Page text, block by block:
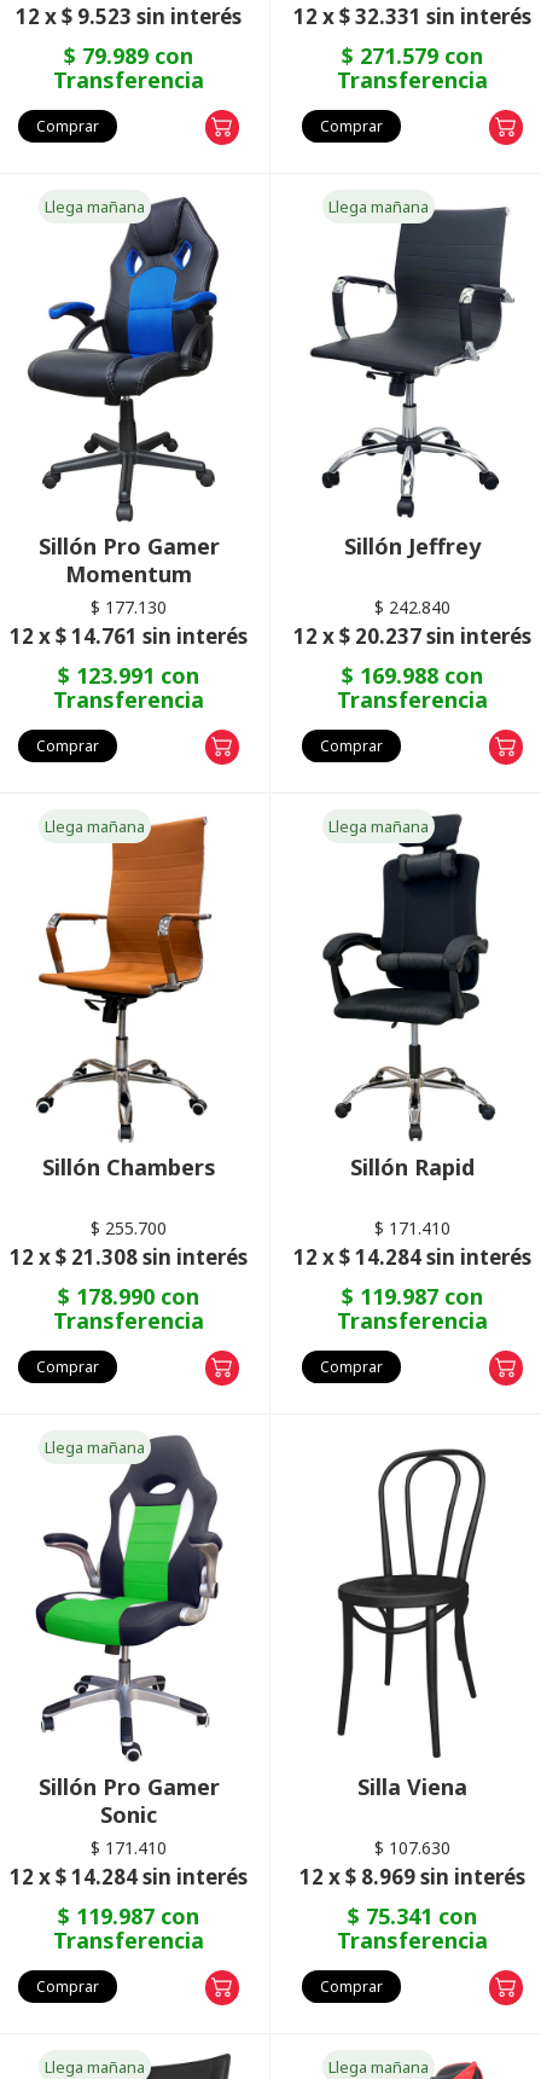
12 x $ 9.523 sin interés
$ 79.989 con
Transferencia
Comprar
12 x $ 32.331 sin interés
$ 271.579 con
Transferencia
Comprar
Llega mañana
Sillón Pro Gamer
Momentum
$ 177.130
12 x $ 14.761 sin interés
$ 123.991 con
Transferencia
Comprar
Llega mañana
Sillón Jeffrey
$ 242.840
12 x $ 20.237 sin interés
$ 169.988 con
Transferencia
Comprar
Llega mañana
Sillón Chambers
$ 255.700
12 x $ 21.308 sin interés
$ 178.990 con
Transferencia
Comprar
Llega mañana
Sillón Rapid
$ 171.410
12 x $ 14.284 sin interés
$ 119.987 con
Transferencia
Comprar
Llega mañana
Sillón Pro Gamer
Sonic
$ 171.410
12 x $ 14.284 sin interés
$ 119.987 con
Transferencia
Comprar
Silla Viena
$ 107.630
12 x $ 8.969 sin interés
$ 75.341 con
Transferencia
Comprar
Llega mañana Llega mañana